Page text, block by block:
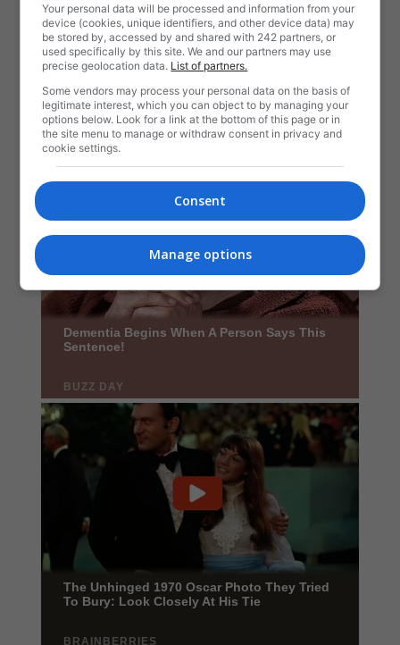
Your personal data will be processed and information from your
device (cookies, unique identifiers, and other device data) may
be stored by, accessed by and shared with 242 partners, or
used specifically by this site. We and our partners may use
precise geolocation data. List of partners.
Some vendors may process your personal data on the basis of
legitimate interest, which you can object to by managing your
options below. Look for a link at the bottom of this page or in
the site menu to manage or withdraw consent in privacy and
cookie settings.
Consent
Manage options